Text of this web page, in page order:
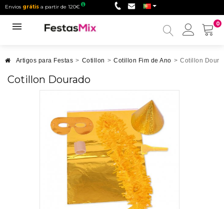
Envios grátis a partir de 120€
0
Minha
Artigos para Festas > Cotillon > Cotillon Fim de Ano > Cotillon
Cotillon Dourado